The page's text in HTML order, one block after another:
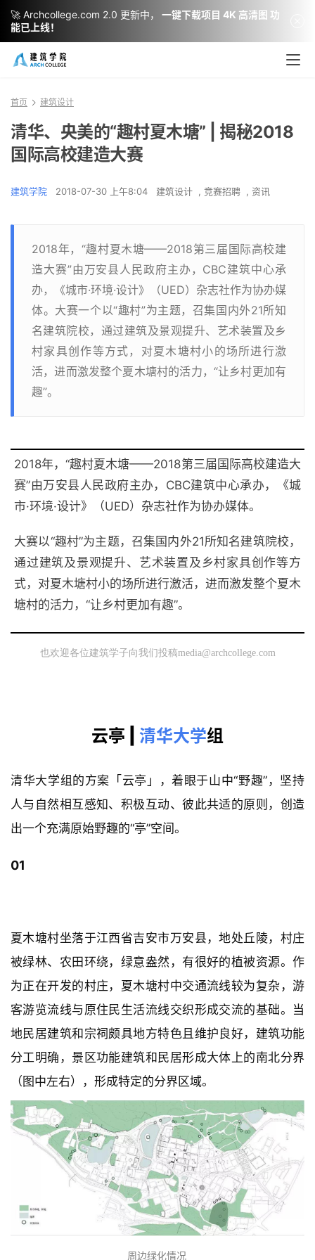
首页 建筑设计
清华、央美的“趣村夏木塘” | 揭秘2018
国际高校建造大赛
建筑学院 2018-07-30 上午8:04 建筑设计 , 竞赛招聘 , 资讯
2018年，“趣村夏木塘——2018第三届国际高校建
造大赛”由万安县人民政府主办，CBC建筑中心承
办，《城市·环境·设计》（UED）杂志社作为协办媒
体。大赛一个以“趣村”为主题，召集国内外21所知
名建筑院校，通过建筑及景观提升、艺术装置及乡
村家具创作等方式，对夏木塘村小的场所进行激
活，进而激发整个夏木塘村的活力，“让乡村更加有
趣”。
2018年，“趣村夏木塘——2018第三届国际高校建造大
赛”由万安县人民政府主办，CBC建筑中心承办，《城
市·环境·设计》（UED）杂志社作为协办媒体。
大赛以“趣村”为主题，召集国内外21所知名建筑院校，
通过建筑及景观提升、艺术装置及乡村家具创作等方
式，对夏木塘村小的场所进行激活，进而激发整个夏木
塘村的活力，“让乡村更加有趣”。
也欢迎各位建筑学子向我们投稿media@archcollege.com
云亭 | 清华大学组
清华大学组的方案「云亭」，着眼于山中“野趣”，坚持
人与自然相互感知、积极互动、彼此共适的原则，创造
出一个充满原始野趣的“亭”空间。
01
夏木塘村坐落于江西省吉安市万安县，地处丘陵，村庄
被绿林、农田环绕，绿意盎然，有很好的植被资源。作
为正在开发的村庄，夏木塘村中交通流线较为复杂，游
客游览流线与原住民生活流线交织形成交流的基础。当
地民居建筑和宗祠颇具地方特色且维护良好，建筑功能
分工明确，景区功能建筑和民居形成大体上的南北分界
（图中左右），形成特定的分界区域。
周边绿化情况
🚀 Archcollege.com 2.0 更新中，
一键下载项目 4K 高清图 功
能已上线！